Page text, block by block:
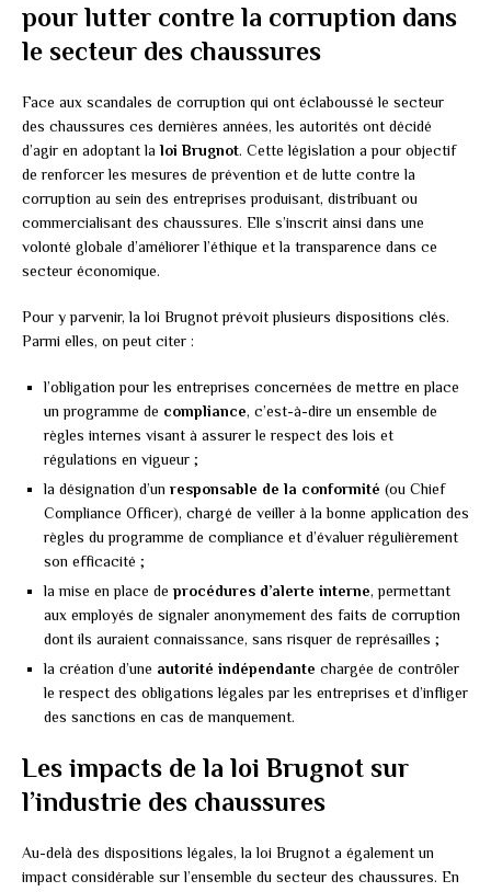
pour lutter contre la corruption dans
le secteur des chaussures
Face aux scandales de corruption qui ont éclaboussé le secteur
des chaussures ces dernières années, les autorités ont décidé
d’agir en adoptant la loi Brugnot. Cette législation a pour objectif
de renforcer les mesures de prévention et de lutte contre la
corruption au sein des entreprises produisant, distribuant ou
commercialisant des chaussures. Elle s’inscrit ainsi dans une
volonté globale d’améliorer l’éthique et la transparence dans ce
secteur économique.
Pour y parvenir, la loi Brugnot prévoit plusieurs dispositions clés.
Parmi elles, on peut citer :
l’obligation pour les entreprises concernées de mettre en place
un programme de compliance, c’est-à-dire un ensemble de
règles internes visant à assurer le respect des lois et
régulations en vigueur ;
la désignation d’un responsable de la conformité (ou Chief
Compliance Officer), chargé de veiller à la bonne application des
règles du programme de compliance et d’évaluer régulièrement
son efficacité ;
la mise en place de procédures d’alerte interne, permettant
aux employés de signaler anonymement des faits de corruption
dont ils auraient connaissance, sans risquer de représailles ;
la création d’une autorité indépendante chargée de contrôler
le respect des obligations légales par les entreprises et d’infliger
des sanctions en cas de manquement.
Les impacts de la loi Brugnot sur
l’industrie des chaussures
Au-delà des dispositions légales, la loi Brugnot a également un
impact considérable sur l’ensemble du secteur des chaussures. En